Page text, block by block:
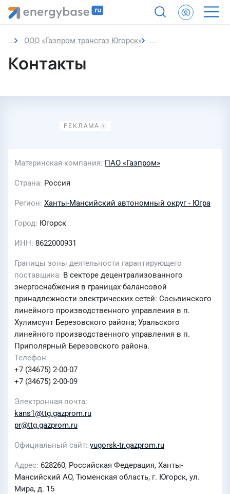
ООО «Газпром трансгаз Югорск» Контакты
Контакты
Материнская компания ПАО «Газпром»
Страна Россия
Регион Ханты-Мансийский автономный округ - Югра
Город Югорск
ИНН 8622000931
Границы зоны деятельности гарантирующего
поставщика В секторе децентрализованного
энергоснабжения в границах балансовой
принадлежности электрических сетей: Сосьвинского
линейного производственного управления в п.
Хулимсунт Березовского района; Уральского
линейного производственного управления в п.
Приполярный Березовского района.
Телефон
+7 (34675) 2-00-07
+7 (34675) 2-00-09
Электронная почта
kans1@ttg.gazprom.ru
pr@ttg.gazprom.ru
Официальный сайт yugorsk-tr.gazprom.ru
Адрес 628260, Российская Федерация, Ханты-
Мансийский АО, Тюменская область, г. Югорск, ул.
Мира, д. 15